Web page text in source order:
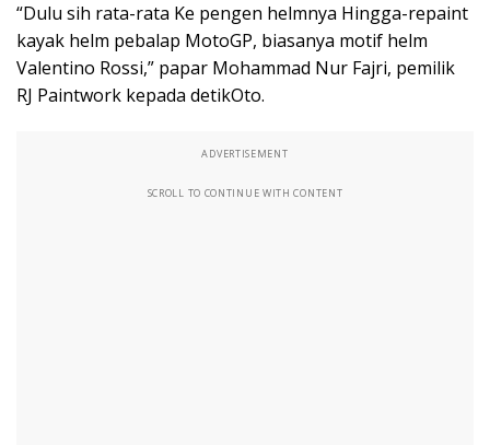
“Dulu sih rata-rata Ke pengen helmnya Hingga-repaint
kayak helm pebalap MotoGP, biasanya motif helm
Valentino Rossi,” papar Mohammad Nur Fajri, pemilik
RJ Paintwork kepada detikOto.
ADVERTISEMENT
SCROLL TO CONTINUE WITH CONTENT